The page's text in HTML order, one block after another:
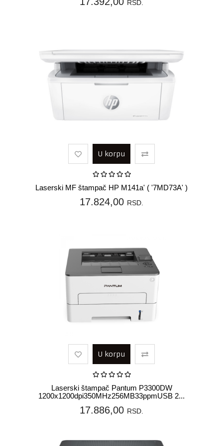
RSD.
U korpu
Laserski MF štampač HP M141a' ( '7MD73A' )
17.824,00 RSD.
U korpu
Laserski štampač Pantum P3300DW
1200x1200dpi350MHz256MB33ppmUSB 2...
17.886,00 RSD.